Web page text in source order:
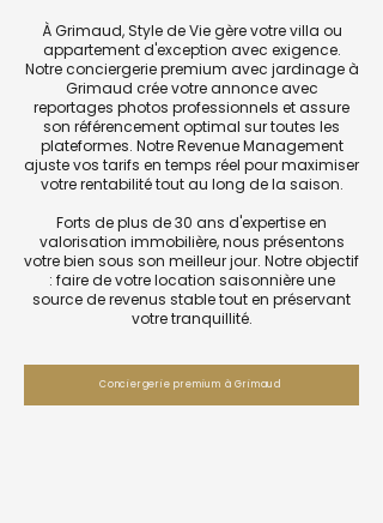
À Grimaud, Style de Vie gère votre villa ou
appartement d'exception avec exigence.
Notre conciergerie premium avec jardinage à
Grimaud crée votre annonce avec
reportages photos professionnels et assure
son référencement optimal sur toutes les
plateformes. Notre Revenue Management
ajuste vos tarifs en temps réel pour maximiser
votre rentabilité tout au long de la saison.
Forts de plus de 30 ans d'expertise en
valorisation immobilière, nous présentons
votre bien sous son meilleur jour. Notre objectif
: faire de votre location saisonnière une
source de revenus stable tout en préservant
votre tranquillité.
Conciergerie premium à Grimaud